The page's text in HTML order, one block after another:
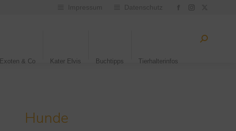
Impressum Datenschutz
Exoten & Co Kater Elvis Buchtipps Tierhalterinfos
Hunde